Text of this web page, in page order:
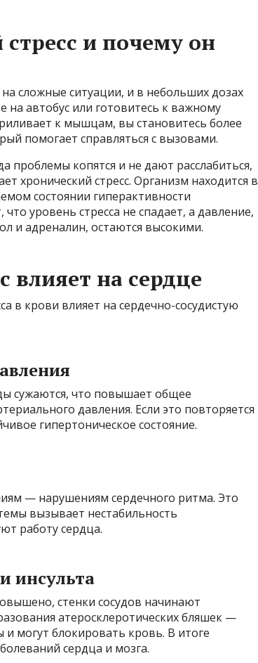
и почему он
сложные ситуации, и в небольших дозах
на автобус или готовитесь к важному
к мышцам, вы становитесь более
помогает справляться с вызовами.
проблемы копятся и не дают расслабиться,
хронический стресс. Организм находится в
состоянии гиперактивности
уровень стресса не спадает, а давление,
и адреналин, остаются высокими.
влияет на сердце
в крови влияет на сердечно-сосудистую
сужаются, что повышает общее
давления. Если это повторяется
гипертоническое состояние.
— нарушениям сердечного ритма. Это
вызывает нестабильность
работу сердца.
инсульта
стенки сосудов начинают
атеросклеротических бляшек —
могут блокировать кровь. В итоге
сердца и мозга.